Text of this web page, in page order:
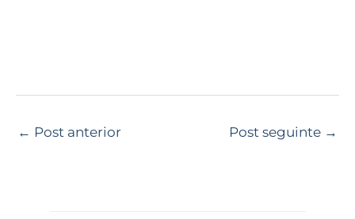
← Post anterior Post seguinte →